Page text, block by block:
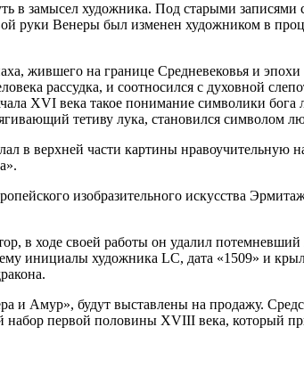
в замысел художника. Под старыми
руки Венеры был изменен художником в
жившего на границе Средневековья и
рассудка, и соотносился с духовной
XVI века такое понимание символики
тетиву лука, становился символом
в верхней части картины нравоучительную
изобразительного искусства
в ходе своей работы он удалил
инициалы художника LC, дата «1509» и
и Амур», будут выставлены на продажу.
первой половины XVIII века, который